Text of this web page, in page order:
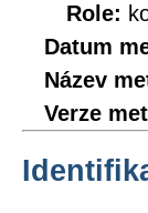
Role:
Datum
Název
Verze